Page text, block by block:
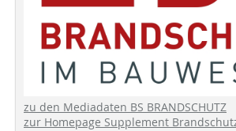
zu den Mediadaten BS BRANDSCHUTZ
zur Homepage Supplement